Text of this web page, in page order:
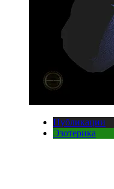
Публикации
Эзотерика